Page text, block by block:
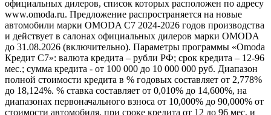
официальных дилеров, список которых расположен по адресу
www.omoda.ru. Предложение распространяется на новые
автомобили марки OMODA C7 2024-2026 годов производства
и действует в салонах официальных дилеров марки OMODA
до 31.08.2026 (включительно). Параметры программы «Omoda
Кредит C7»: валюта кредита – рубли РФ; срок кредита – 12-96
мес.; сумма кредита - от 100 000 до 10 000 000 руб. Диапазон
полной стоимости кредита в % годовых составляет от 2,778%
до 18,124%. % ставка составляет от 0,010% до 14,600%, на
диапазонах первоначального взноса от 10,000% до 90,000% от
стоимости автомобиля, при сроке кредита от 12 до 96 мес. и